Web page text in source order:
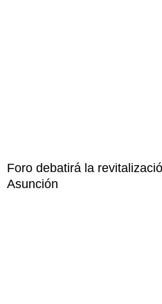
Foro debatirá la
Asunción